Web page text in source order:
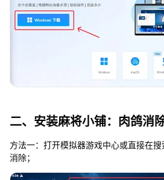
二、安装麻将小铺：肉鸽消
方法一：打开模拟器游戏中心或直接在
消除；